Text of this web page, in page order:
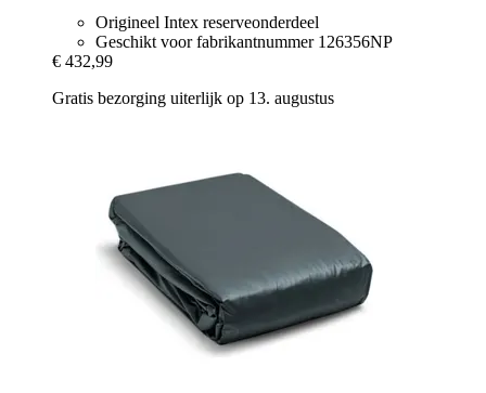
Origineel Intex reserveonderdeel
Geschikt voor fabrikantnummer 126356NP
€ 432,99
Gratis bezorging uiterlijk op 13. augustus